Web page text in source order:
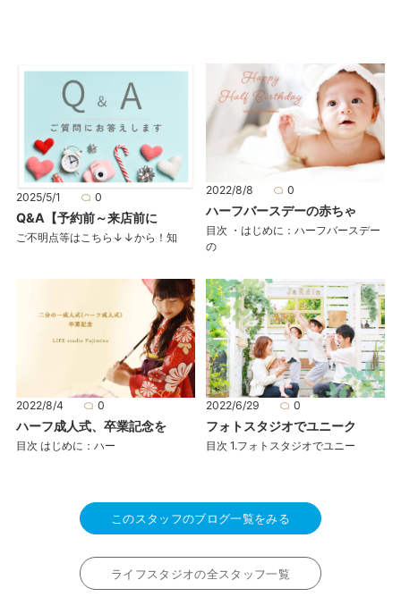
2025/5/1 0
Q&A【予約前～来店前に
ご不明点等はこちら↓↓から！知
2022/8/8 0
ハーフバースデーの赤ちゃ
目次 ・はじめに：ハーフバースデー
の
2022/8/4 0
ハーフ成人式、卒業記念を
目次 はじめに：ハー
2022/6/29 0
フォトスタジオでユニーク
目次 1.フォトスタジオでユニー
このスタッフのブログ一覧をみる
ライフスタジオの全スタッフ一覧